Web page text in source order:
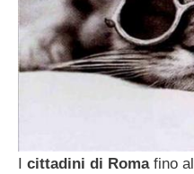
cittadini di Romafino al